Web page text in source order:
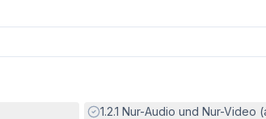
Erfüllt:
1.2.1 Nur-Audio und Nur-Video